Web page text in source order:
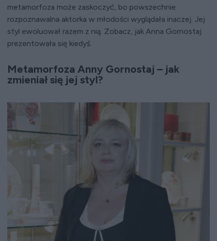
metamorfoza może zaskoczyć, bo powszechnie
rozpoznawalna aktorka w młodości wyglądała inaczej. Jej
styl ewoluował razem z nią. Zobacz, jak Anna Gornostaj
prezentowała się kiedyś.
Metamorfoza Anny Gornostaj – jak
zmieniał się jej styl?